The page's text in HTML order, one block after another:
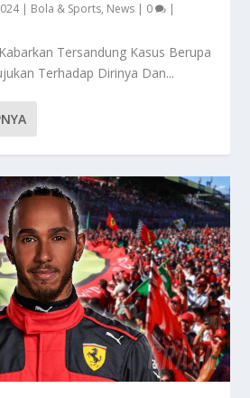
| Bola & Sports, News | 0 |
Tersandung Kasus Berupa
Terhadap Dirinya Dan...